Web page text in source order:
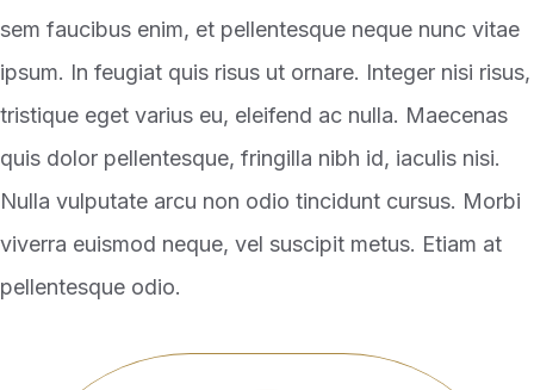
sem faucibus enim, et pellentesque neque nunc vitae
ipsum. In feugiat quis risus ut ornare. Integer nisi risus,
tristique eget varius eu, eleifend ac nulla. Maecenas
quis dolor pellentesque, fringilla nibh id, iaculis nisi.
Nulla vulputate arcu non odio tincidunt cursus. Morbi
viverra euismod neque, vel suscipit metus. Etiam at
pellentesque odio.